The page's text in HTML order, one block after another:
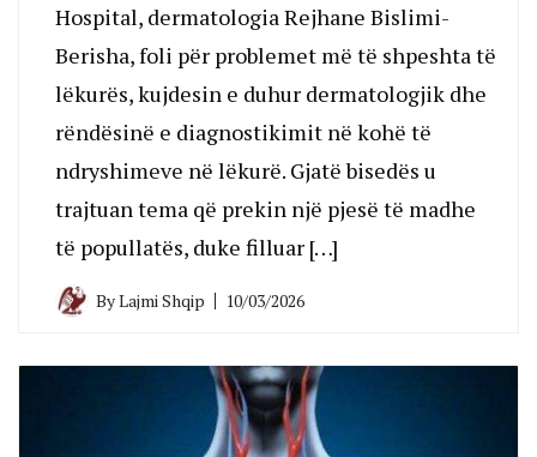
Hospital, dermatologia Rejhane Bislimi-
Berisha, foli për problemet më të shpeshta të
lëkurës, kujdesin e duhur dermatologjik dhe
rëndësinë e diagnostikimit në kohë të
ndryshimeve në lëkurë. Gjatë bisedës u
trajtuan tema që prekin një pjesë të madhe
të popullatës, duke filluar […]
ByLajmi Shqip 10/03/2026